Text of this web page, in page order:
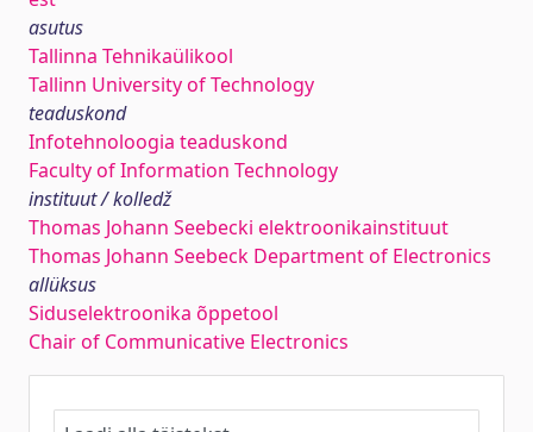
asutus
Tallinna Tehnikaülikool
Tallinn University of Technology
teaduskond
Infotehnoloogia teaduskond
Faculty of Information Technology
instituut / kolledž
Thomas Johann Seebecki elektroonikainstituut
Thomas Johann Seebeck Department of Electronics
allüksus
Siduselektroonika õppetool
Chair of Communicative Electronics